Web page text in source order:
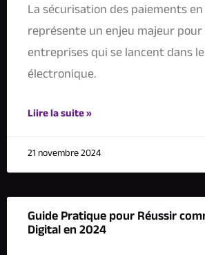
La sécurisation des paiements
représente un enjeu majeur pour
entreprises qui se lancent dans
électronique.
Liire la suite »
21 novembre 2024
Guide Pratique pour Réussir
Digital en 2024